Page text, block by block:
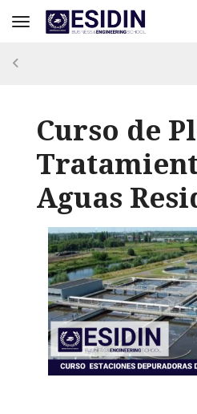
Toggle navigation
Curso de
Aguas